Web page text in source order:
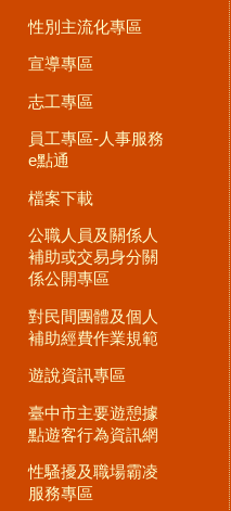
性別主流化專區
宣導專區
志工專區
員工專區-人事服務
e點通
檔案下載
公職人員及關係人
補助或交易身分關
係公開專區
對民間團體及個人
補助經費作業規範
遊說資訊專區
臺中市主要遊憩據
點遊客行為資訊網
性騷擾及職場霸凌
服務專區